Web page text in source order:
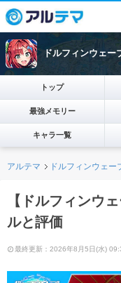
ドルフィンウェー
トップ
最強メモリー
キャラ一覧
アルテマ ドルフィンウェー
【ドルフィンウ
ルと評価
最終更新：2026年8月5日(水)